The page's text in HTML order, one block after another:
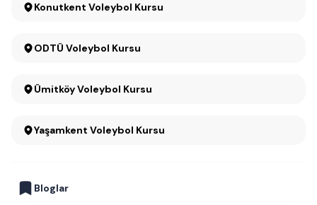
Konutkent Voleybol Kursu
ODTÜ Voleybol Kursu
Ümitköy Voleybol Kursu
Yaşamkent Voleybol Kursu
Bloglar